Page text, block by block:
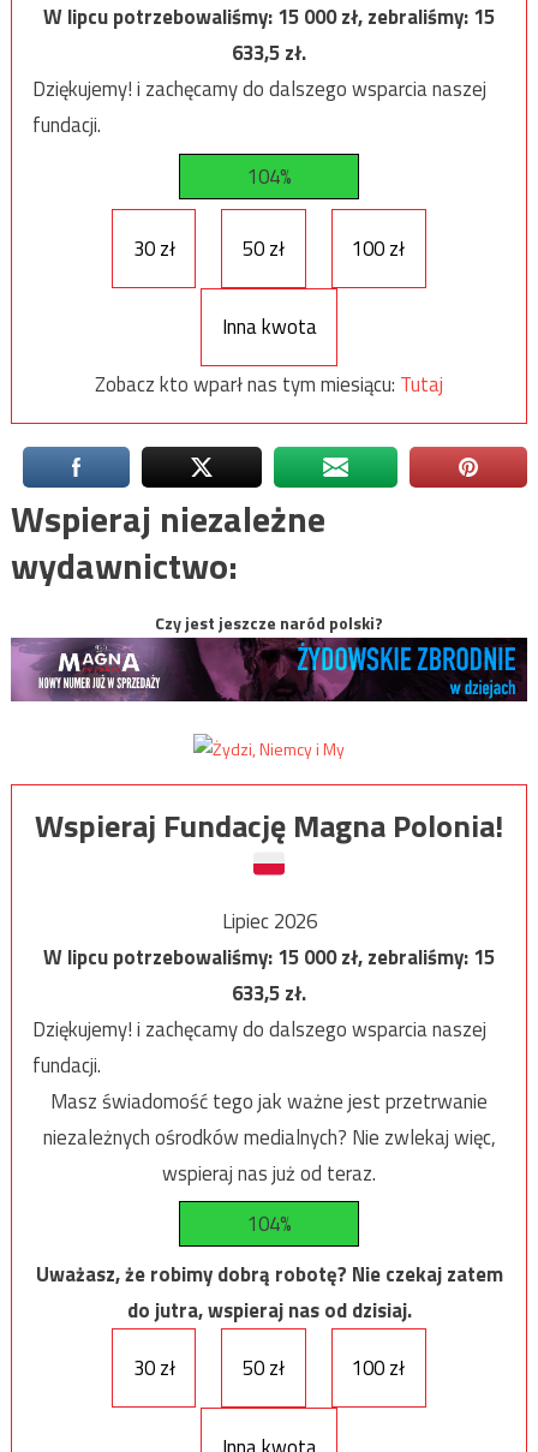
W lipcu potrzebowaliśmy:15 000zł, zebraliśmy:15
633,5zł.
Dziękujemy! i zachęcamy do dalszego wsparcia naszej
fundacji.
104%
30 zł 50 zł 100 zł
Inna kwota
Zobacz kto wparł nas tym miesiącu: Tutaj
Wspieraj niezależne
wydawnictwo:
Czy jest jeszcze naród polski?
Wspieraj Fundację Magna Polonia!
Lipiec 2026
W lipcu potrzebowaliśmy:15 000zł, zebraliśmy:15
633,5zł.
Dziękujemy! i zachęcamy do dalszego wsparcia naszej
fundacji.
Masz świadomość tego jak ważne jest przetrwanie
niezależnych ośrodków medialnych? Nie zwlekaj więc,
wspieraj nas już od teraz.
104%
Uważasz, że robimy dobrą robotę? Nie czekaj zatem
do jutra, wspieraj nas od dzisiaj.
30 zł
50 zł 100 zł